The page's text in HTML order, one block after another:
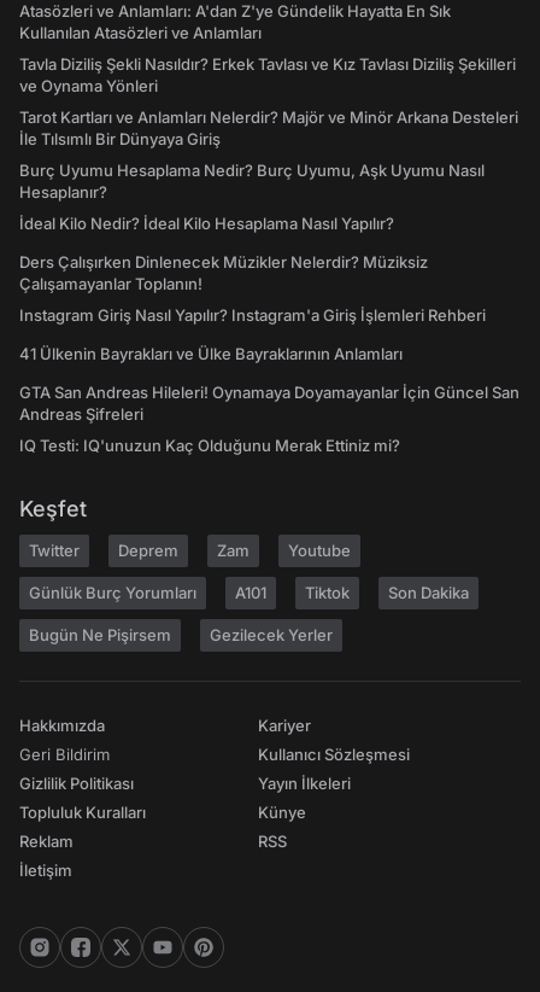
Atasözleri ve Anlamları: A'dan Z'ye Gündelik Hayatta En Sık
Kullanılan Atasözleri ve Anlamları
Tavla Diziliş Şekli Nasıldır? Erkek Tavlası ve Kız Tavlası Diziliş Şekilleri
ve Oynama Yönleri
Tarot Kartları ve Anlamları Nelerdir? Majör ve Minör Arkana Desteleri
İle Tılsımlı Bir Dünyaya Giriş
Burç Uyumu Hesaplama Nedir? Burç Uyumu, Aşk Uyumu Nasıl
Hesaplanır?
İdeal Kilo Nedir? İdeal Kilo Hesaplama Nasıl Yapılır?
Ders Çalışırken Dinlenecek Müzikler Nelerdir? Müziksiz
Çalışamayanlar Toplanın!
Instagram Giriş Nasıl Yapılır? Instagram'a Giriş İşlemleri Rehberi
41 Ülkenin Bayrakları ve Ülke Bayraklarının Anlamları
GTA San Andreas Hileleri! Oynamaya Doyamayanlar İçin Güncel San
Andreas Şifreleri
IQ Testi: IQ'unuzun Kaç Olduğunu Merak Ettiniz mi?
Keşfet
Twitter Deprem Zam Youtube
Günlük Burç Yorumları A101 Tiktok Son Dakika
Bugün Ne Pişirsem Gezilecek Yerler
Hakkımızda
Geri Bildirim
Gizlilik Politikası
Topluluk Kuralları
Reklam
İletişim
Kariyer
Kullanıcı Sözleşmesi
Yayın İlkeleri
Künye
RSS